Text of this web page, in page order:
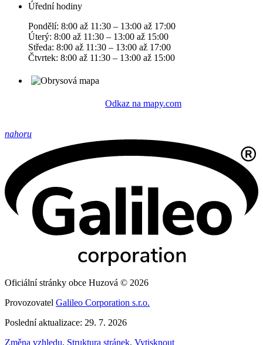
Úřední hodiny
Pondělí: 8:00 až 11:30 – 13:00 až 17:00
Úterý: 8:00 až 11:30 – 13:00 až 15:00
Středa: 8:00 až 11:30 – 13:00 až 17:00
Čtvrtek: 8:00 až 11:30 – 13:00 až 15:00
Odkaz na mapy.com
nahoru
Oficiální stránky obce Huzová © 2026
Provozovatel Galileo Corporation s.r.o.
Poslední aktualizace: 29. 7. 2026
Změna vzhledu, Struktura stránek, Vytisknout